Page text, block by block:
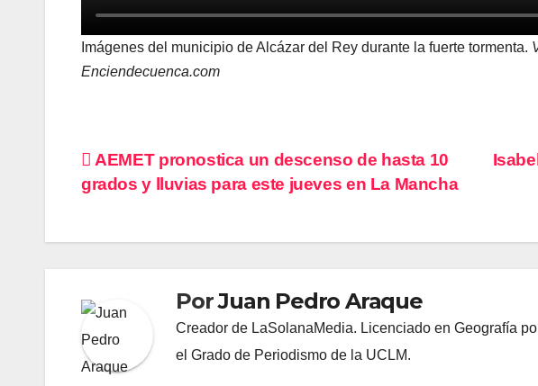
Imágenes del municipio de Alcázar del Rey durante la fuerte tormenta.
Enciendecuenca.com
Navegación
de
entradas
AEMET pronostica un descenso de hasta 10
grados y lluvias para este jueves en La Mancha
PorJuan Pedro Araque
Creador de LaSolanaMedia. Licenciado en Geografía
el Grado de Periodismo de la UCLM.